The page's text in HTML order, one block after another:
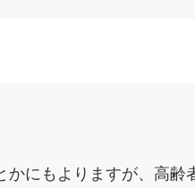
にもよりますが、高齢